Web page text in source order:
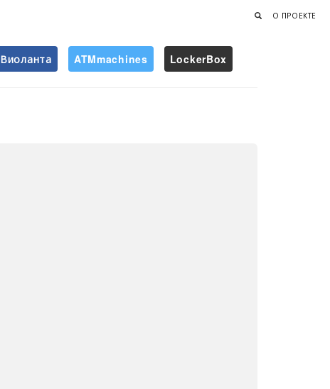
О ПРОЕКТЕ
Виоланта ATMmachines LockerBox